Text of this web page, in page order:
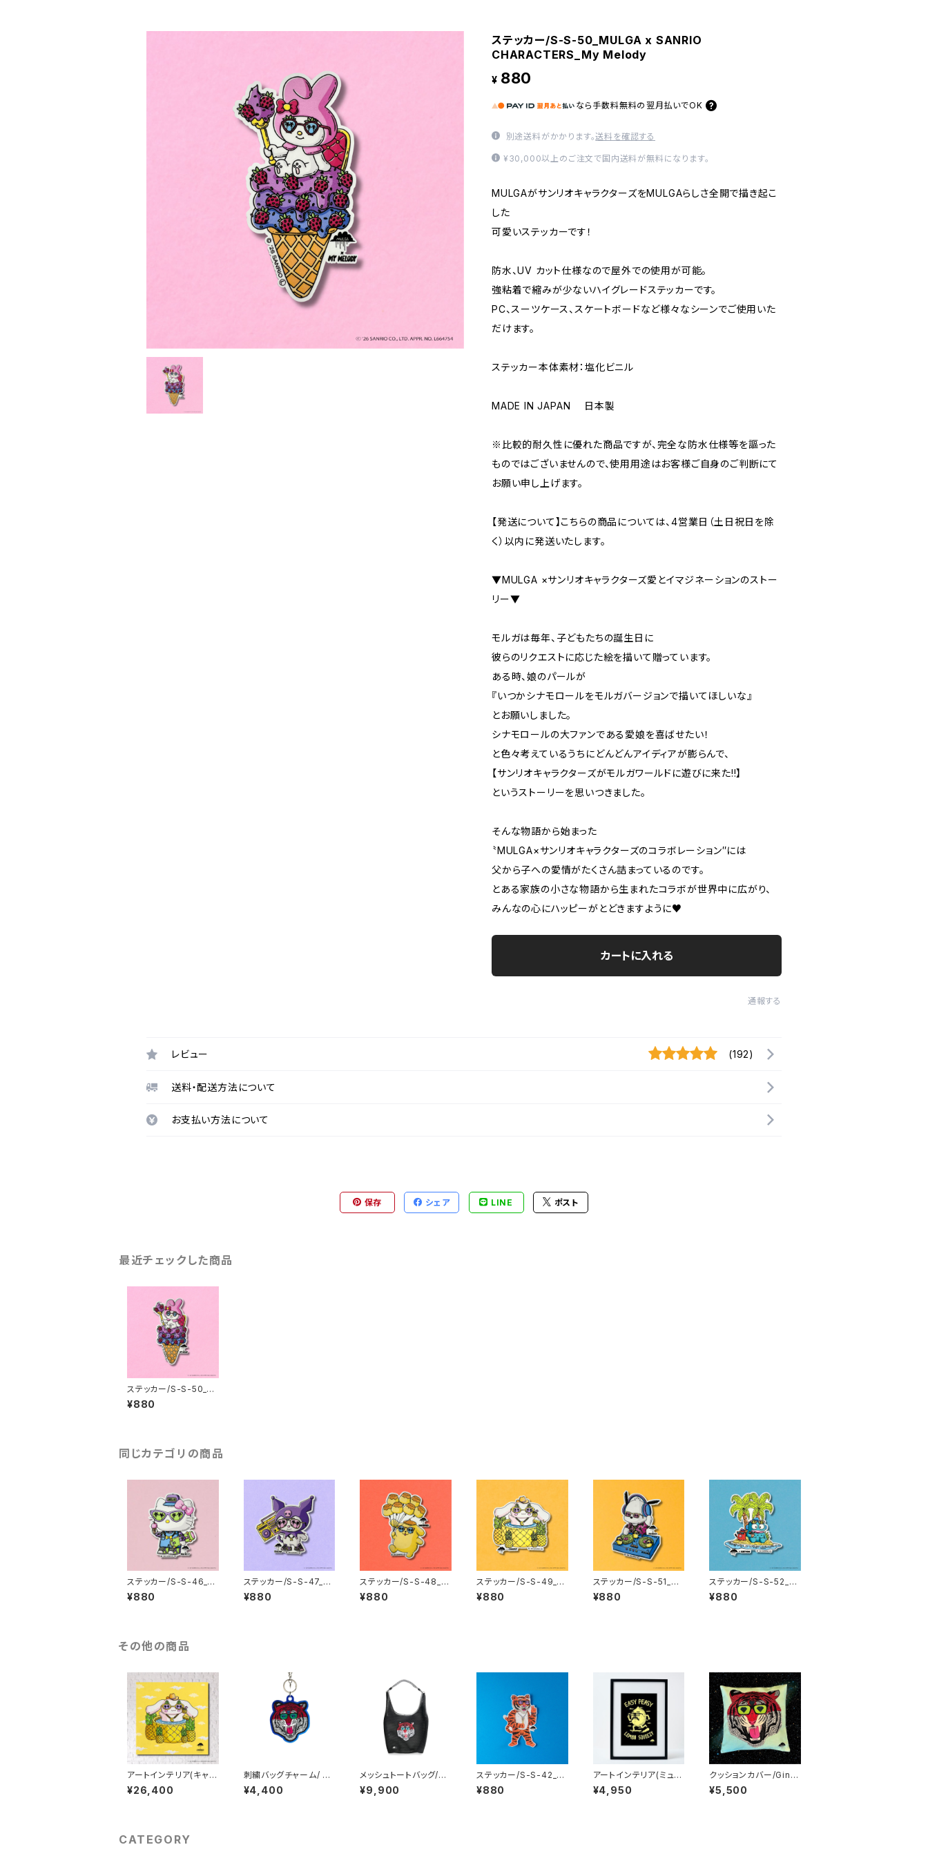
ステッカー/S-S-50_MULGA x SANRIO
CHARACTERS_My Melody
¥ 880
なら 手数料無料の 翌月払いでOK
別途送料がかかります。送料を確認する
¥30,000以上のご注文で国内送料が無料になります。
MULGAがサンリオキャラクターズをMULGAらしさ全開で描き起こ
した
可愛いステッカーです！
防水、UV カット仕様なので屋外での使用が可能。
強粘着で縮みが少ないハイグレードステッカーです。
PC、スーツケース、スケートボードなど様々なシーンでご使用いた
だけます。
ステッカー本体素材：塩化ビニル
MADE IN JAPAN 日本製
※比較的耐久性に優れた商品ですが、完全な防水仕様等を謳った
ものではございませんので、使用用途はお客様ご自身のご判断にて
お願い申し上げます。
【発送について】こちらの商品については、4営業日（土日祝日を除
く）以内に発送いたします。
▼MULGA ×サンリオキャラクターズ愛とイマジネーションのストー
リー▼
モルガは毎年、子どもたちの誕生日に
彼らのリクエストに応じた絵を描いて贈っています。
ある時、娘のパールが
『いつかシナモロールをモルガバージョンで描いてほしいな』
とお願いしました。
シナモロールの大ファンである愛娘を喜ばせたい！
と色々考えているうちにどんどんアイディアが膨らんで、
【サンリオキャラクターズがモルガワールドに遊びに来た!!】
というストーリーを思いつきました。
そんな物語から始まった
〝MULGA×サンリオキャラクターズのコラボレーション″には
父から子への愛情がたくさん詰まっているのです。
とある家族の小さな物語から生まれたコラボが世界中に広がり、
みんなの心にハッピーがとどきますように♥
カートに入れる
通報する
レビュー (192)
送料・配送方法について
お支払い方法について
保存 シェア LINE ポスト
最近チェックした商品
ステッカー/S-S-50_M
ULGA x SANRIO CH
ARACTERS_My Mel
¥880
同じカテゴリの商品
ステッカー/S-S-46_M
ULGA x SANRIO CH
ARACTERS_Hello Ki
¥880
ステッカー/S-S-47_M
ULGA x SANRIO CH
ARACTERS_Kuromi
¥880
ステッカー/S-S-48_M
ULGA x SANRIO CH
ARACTERS_Pompo
¥880
ステッカー/S-S-49_M
ULGA x SANRIO CH
ARACTERS_Cinnam
¥880
ステッカー/S-S-51_M
ULGA x SANRIO CH
ARACTERS_Pochac
¥880
ステッカー/S-S-52_M
ULGA x SANRIO CH
ARACTERS_Hangyo
¥880
その他の商品
アートインテリア(キャン
バス)/A-C-126-5050_
MULGA x SANRIO C
¥26,400
刺繍バッグチャーム/ Gi
no the Majestic Tig
er_ブルー
¥4,400
メッシュトートバッグ/Gi
no the Majestic Tig
er
¥9,900
ステッカー/S-S-42_Si
r Toadfish the Tige
r
¥880
アートインテリア(ミュラ
ート)/A4：紙_MU-A4-
92_Lomax the Lemo
¥4,950
クッションカバー/Gino
the Majestic Tiger
¥5,500
CATEGORY